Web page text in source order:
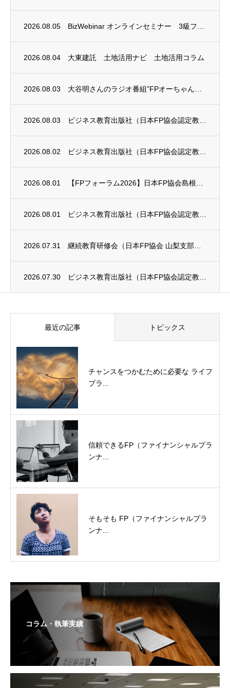
2026.08.05
2026.08.04 大東建託 土地活用ナビ 土地活用コラム
2026.08.03
2026.08.03
2026.08.02
2026.08.01
2026.08.01
2026.07.31
2026.07.30
最近の記事 トピックス
チャンスをつかむために必要な ライフ
プラ...
信頼できるFP（ファイナンシャルプラ
ンナ...
そもそも FP（ファイナンシャルプラ
ンナ...
コラム・執筆実績